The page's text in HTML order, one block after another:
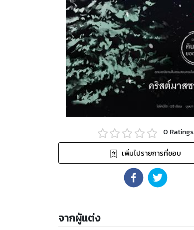
0 Ratings
เพิ่มไปรายการที่ชอบ
จากผู้แต่ง